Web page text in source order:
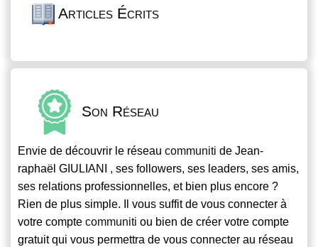
Articles Écrits
Son Réseau
Envie de découvrir le réseau communiti de Jean-
raphaël GIULIANI , ses followers, ses leaders, ses amis,
ses relations professionnelles, et bien plus encore ?
Rien de plus simple. Il vous suffit de vous connecter à
votre compte communiti ou bien de créer votre compte
gratuit qui vous permettra de vous connecter au réseau